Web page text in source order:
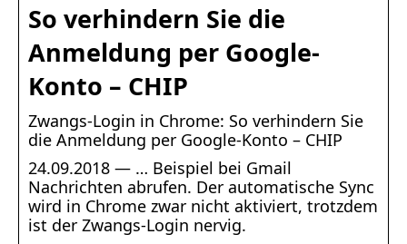
So verhindern Sie die
Anmeldung per Google-
Konto – CHIP
Zwangs-Login in Chrome: So verhindern Sie
die Anmeldung per Google-Konto – CHIP
24.09.2018 — … Beispiel bei Gmail
Nachrichten abrufen. Der automatische Sync
wird in Chrome zwar nicht aktiviert, trotzdem
ist der Zwangs-Login nervig.